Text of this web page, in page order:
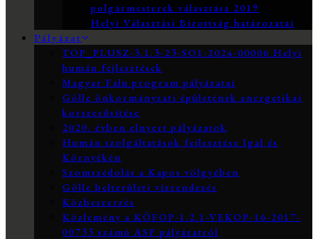
polgármesterek választása 2019
Helyi Választási Bizottság határozatai
Pályázat
TOP_PLUSZ-3.1.3-23-SO1-2024-00006 Helyi
humán fejlesztések
Magyar Falu program pályázatai
Gölle önkormányzati épületének energetikai
korszerűsítése
2020. évben elnyert pályázatok
Humán szolgáltatások fejlesztése Igal és
Környékén
Szomszédolás a Kapos völgyében
Gölle belterületi vízrendezés
Közbeszerzés
Közlemény a KÖFOP-1.2.1-VEKOP-16-2017-
00733 számú ASP pályázatról